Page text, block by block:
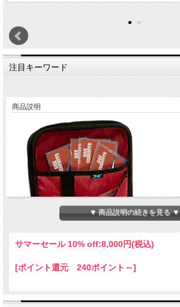
注目キーワード
商品説明
▼ 商品説明の続きを見る ▼
サマーセール 10% off:8,000円(税込)
[ポイント還元 240ポイント～]